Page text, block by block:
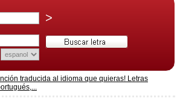
>
traducida al idioma que quieras! Letras